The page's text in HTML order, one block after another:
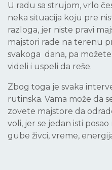
U radu sa strujom, vrlo
neka situacija koju pre
razloga, jer niste pravi
majstori rade na terenu
svakoga dana, pa
videli i uspeli da reše.
Zbog toga je svaka
rutinska. Vama može da
zovete majstore da
voli, jer se jedan isti
gube živci, vreme,